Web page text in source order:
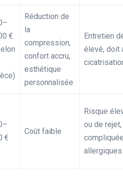
€
Réduction de
la
compression,
confort accru,
esthétique
personnalisée
Entretien
élevé, doit
€
Coût faible
Risque
ou de
allergiques